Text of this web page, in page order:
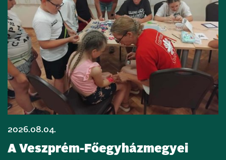
2026.08.04.
A Veszprém-Főegyházmegyei